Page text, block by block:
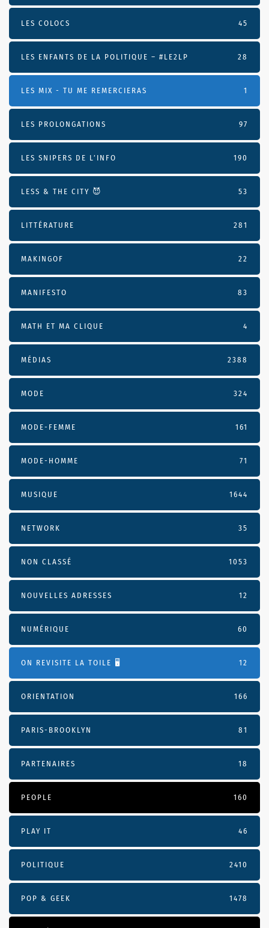
LES COLOCS 45
LES ENFANTS DE LA POLITIQUE – #LE2LP 28
LES MIX - TU ME REMERCIERAS 1
LES PROLONGATIONS 97
LES SNIPERS DE L’INFO 190
LESS & THE CITY 😈 53
LITTÉRATURE 281
MAKINGOF 22
MANIFESTO 83
MATH ET MA CLIQUE 4
MÉDIAS 2388
MODE 324
MODE-FEMME 161
MODE-HOMME 71
MUSIQUE 1644
NETWORK 35
NON CLASSÉ 1053
NOUVELLES ADRESSES 12
NUMÉRIQUE 60
ON REVISITE LA TOILE 🖥️ 12
ORIENTATION 166
PARIS-BROOKLYN 81
PARTENAIRES 18
PEOPLE 160
PLAY IT 46
POLITIQUE 2410
POP & GEEK 1478